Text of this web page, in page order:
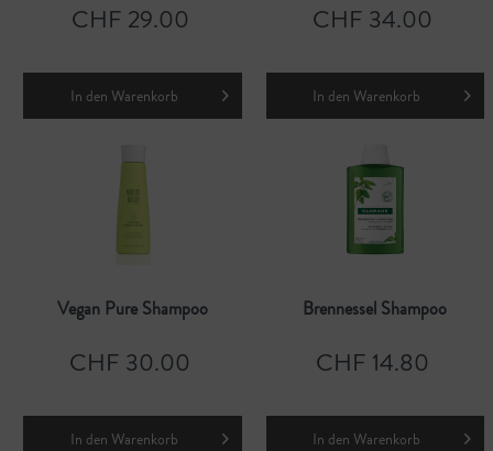
CHF 29.00
In den Warenkorb
CHF 34.00
In den Warenkorb
Vegan Pure Shampoo
CHF 30.00
In den Warenkorb
Brennessel Shampoo
CHF 14.80
In den Warenkorb